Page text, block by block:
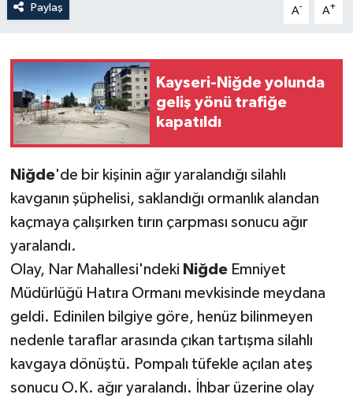
Paylaş A- A+
Kayseri-Niğde yolunda
geliş yönü trafiğe
kapatıldı
Niğde'de bir kişinin ağır yaralandığı silahlı
kavganın şüphelisi, saklandığı ormanlık alandan
kaçmaya çalışırken tırın çarpması sonucu ağır
yaralandı.
Olay, Nar Mahallesi'ndeki NiğdeEmniyet
Müdürlüğü Hatıra Ormanı mevkisinde meydana
geldi. Edinilen bilgiye göre, henüz bilinmeyen
nedenle taraflar arasında çıkan tartışma silahlı
kavgaya dönüştü. Pompalı tüfekle açılan ateş
sonucu O.K. ağır yaralandı. İhbar üzerine olay